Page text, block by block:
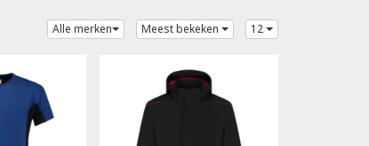
Alle merken Meest bekeken 12